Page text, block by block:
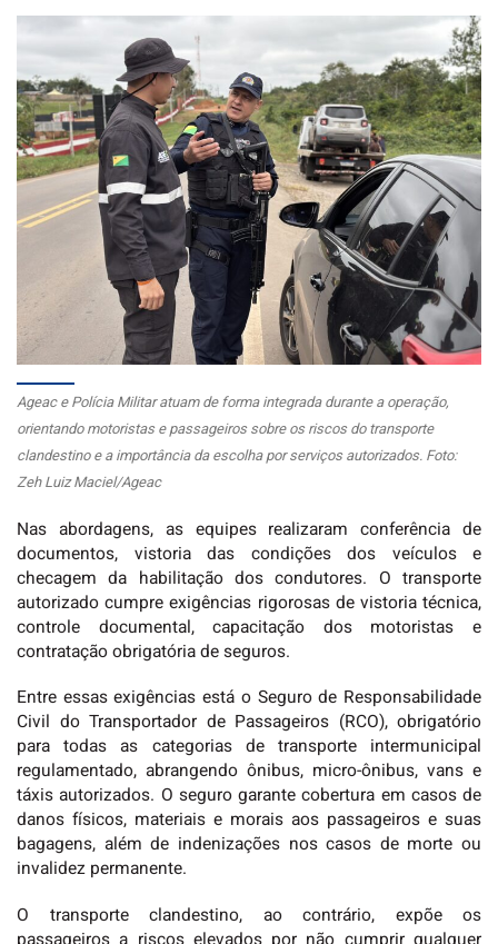
Ageac e Polícia Militar atuam de forma integrada durante a operação,
orientando motoristas e passageiros sobre os riscos do transporte
clandestino e a importância da escolha por serviços autorizados. Foto:
Zeh Luiz Maciel/Ageac
Nas abordagens, as equipes realizaram conferência de
documentos, vistoria das condições dos veículos e
checagem da habilitação dos condutores. O transporte
autorizado cumpre exigências rigorosas de vistoria técnica,
controle documental, capacitação dos motoristas e
contratação obrigatória de seguros.
Entre essas exigências está o Seguro de Responsabilidade
Civil do Transportador de Passageiros (RCO), obrigatório
para todas as categorias de transporte intermunicipal
regulamentado, abrangendo ônibus, micro-ônibus, vans e
táxis autorizados. O seguro garante cobertura em casos de
danos físicos, materiais e morais aos passageiros e suas
bagagens, além de indenizações nos casos de morte ou
invalidez permanente.
O transporte clandestino, ao contrário, expõe os